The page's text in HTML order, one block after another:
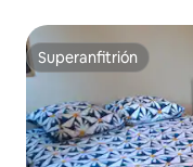
Superanfitrión
Superanfitrión